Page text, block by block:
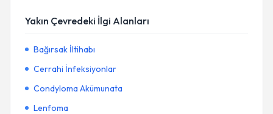
Yakın Çevredeki İlgi Alanları
Bağırsak İltihabı
Cerrahi İnfeksiyonlar
Condyloma Akümunata
Lenfoma